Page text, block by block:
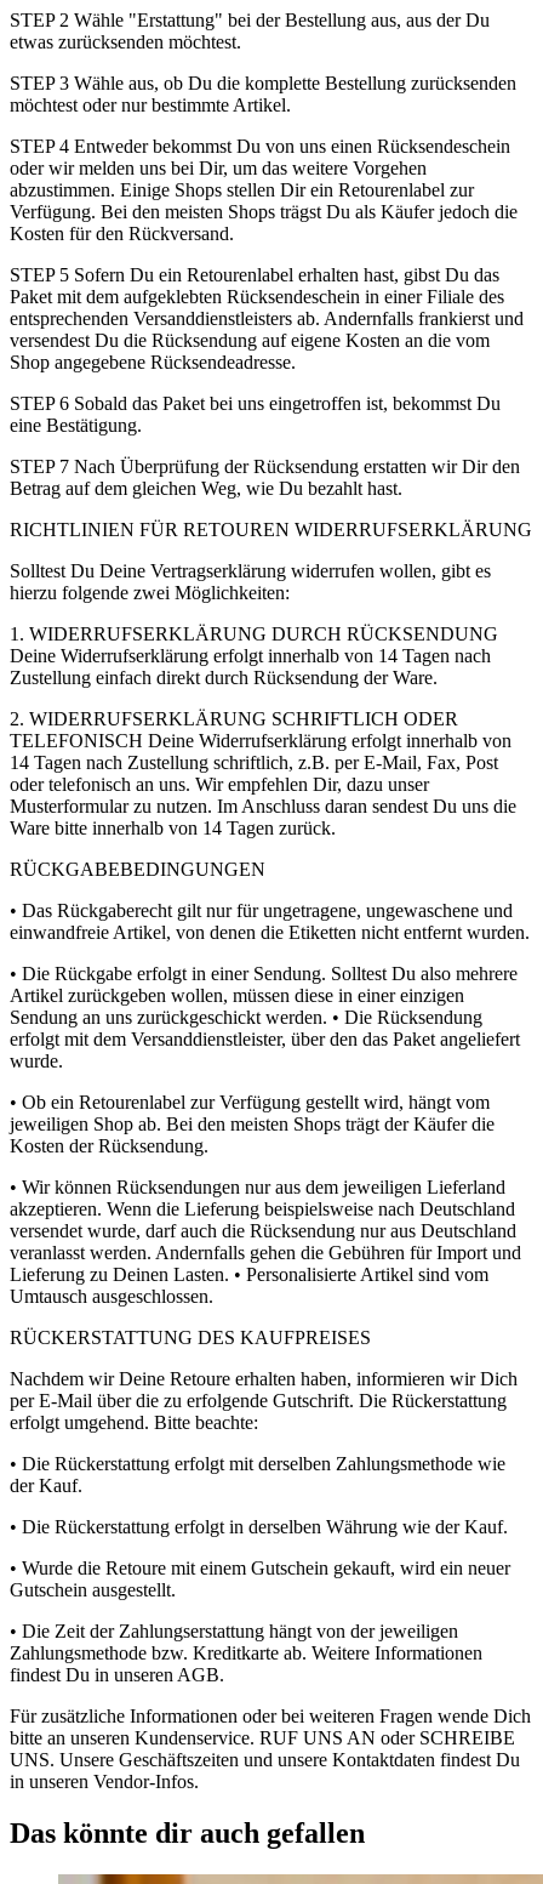
STEP 2 Wähle "Erstattung" bei der Bestellung aus, aus der Du
etwas zurücksenden möchtest.
STEP 3 Wähle aus, ob Du die komplette Bestellung zurücksenden
möchtest oder nur bestimmte Artikel.
STEP 4 Entweder bekommst Du von uns einen Rücksendeschein
oder wir melden uns bei Dir, um das weitere Vorgehen
abzustimmen. Einige Shops stellen Dir ein Retourenlabel zur
Verfügung. Bei den meisten Shops trägst Du als Käufer jedoch die
Kosten für den Rückversand.
STEP 5 Sofern Du ein Retourenlabel erhalten hast, gibst Du das
Paket mit dem aufgeklebten Rücksendeschein in einer Filiale des
entsprechenden Versanddienstleisters ab. Andernfalls frankierst und
versendest Du die Rücksendung auf eigene Kosten an die vom
Shop angegebene Rücksendeadresse.
STEP 6 Sobald das Paket bei uns eingetroffen ist, bekommst Du
eine Bestätigung.
STEP 7 Nach Überprüfung der Rücksendung erstatten wir Dir den
Betrag auf dem gleichen Weg, wie Du bezahlt hast.
RICHTLINIEN FÜR RETOUREN WIDERRUFSERKLÄRUNG
Solltest Du Deine Vertragserklärung widerrufen wollen, gibt es
hierzu folgende zwei Möglichkeiten:
1. WIDERRUFSERKLÄRUNG DURCH RÜCKSENDUNG
Deine Widerrufserklärung erfolgt innerhalb von 14 Tagen nach
Zustellung einfach direkt durch Rücksendung der Ware.
2. WIDERRUFSERKLÄRUNG SCHRIFTLICH ODER
TELEFONISCH Deine Widerrufserklärung erfolgt innerhalb von
14 Tagen nach Zustellung schriftlich, z.B. per E-Mail, Fax, Post
oder telefonisch an uns. Wir empfehlen Dir, dazu unser
Musterformular zu nutzen. Im Anschluss daran sendest Du uns die
Ware bitte innerhalb von 14 Tagen zurück.
RÜCKGABEBEDINGUNGEN
• Das Rückgaberecht gilt nur für ungetragene, ungewaschene und
einwandfreie Artikel, von denen die Etiketten nicht entfernt wurden.
• Die Rückgabe erfolgt in einer Sendung. Solltest Du also mehrere
Artikel zurückgeben wollen, müssen diese in einer einzigen
Sendung an uns zurückgeschickt werden. • Die Rücksendung
erfolgt mit dem Versanddienstleister, über den das Paket angeliefert
wurde.
• Ob ein Retourenlabel zur Verfügung gestellt wird, hängt vom
jeweiligen Shop ab. Bei den meisten Shops trägt der Käufer die
Kosten der Rücksendung.
• Wir können Rücksendungen nur aus dem jeweiligen Lieferland
akzeptieren. Wenn die Lieferung beispielsweise nach Deutschland
versendet wurde, darf auch die Rücksendung nur aus Deutschland
veranlasst werden. Andernfalls gehen die Gebühren für Import und
Lieferung zu Deinen Lasten. • Personalisierte Artikel sind vom
Umtausch ausgeschlossen.
RÜCKERSTATTUNG DES KAUFPREISES
Nachdem wir Deine Retoure erhalten haben, informieren wir Dich
per E-Mail über die zu erfolgende Gutschrift. Die Rückerstattung
erfolgt umgehend. Bitte beachte:
• Die Rückerstattung erfolgt mit derselben Zahlungsmethode wie
der Kauf.
• Die Rückerstattung erfolgt in derselben Währung wie der Kauf.
• Wurde die Retoure mit einem Gutschein gekauft, wird ein neuer
Gutschein ausgestellt.
• Die Zeit der Zahlungserstattung hängt von der jeweiligen
Zahlungsmethode bzw. Kreditkarte ab. Weitere Informationen
findest Du in unseren AGB.
Für zusätzliche Informationen oder bei weiteren Fragen wende Dich
bitte an unseren Kundenservice. RUF UNS AN oder SCHREIBE
UNS. Unsere Geschäftszeiten und unsere Kontaktdaten findest Du
in unseren Vendor-Infos.
Das könnte dir auch gefallen